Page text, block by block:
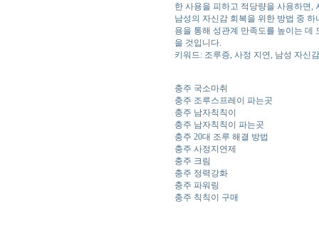
한 사용을 피하고 적당량을 사용하면,
남성의 자신감 회복을 위한 방법 중
용을 통해 성관계 만족도를 높이는 데
을 것입니다.
키워드: 조루증, 사정 지연, 남성 자신
충주 국소마취
충주 조루스프레이 파는곳
충주 남자칙칙이
충주 남자칙칙이 파는곳
충주 20대 조루 해결 방법
충주 사정지연제
충주 크림
충주 정력강화
충주 파워링
충주 칙칙이 구매